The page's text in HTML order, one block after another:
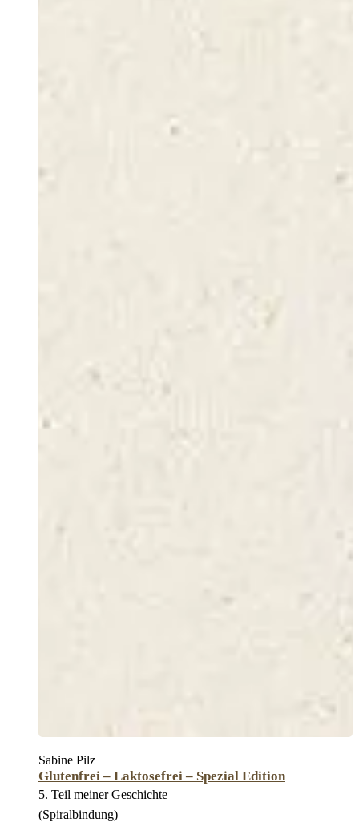
Sabine Pilz
Glutenfrei – Laktosefrei – Spezial Edition
5. Teil meiner Geschichte
(Spiralbindung)